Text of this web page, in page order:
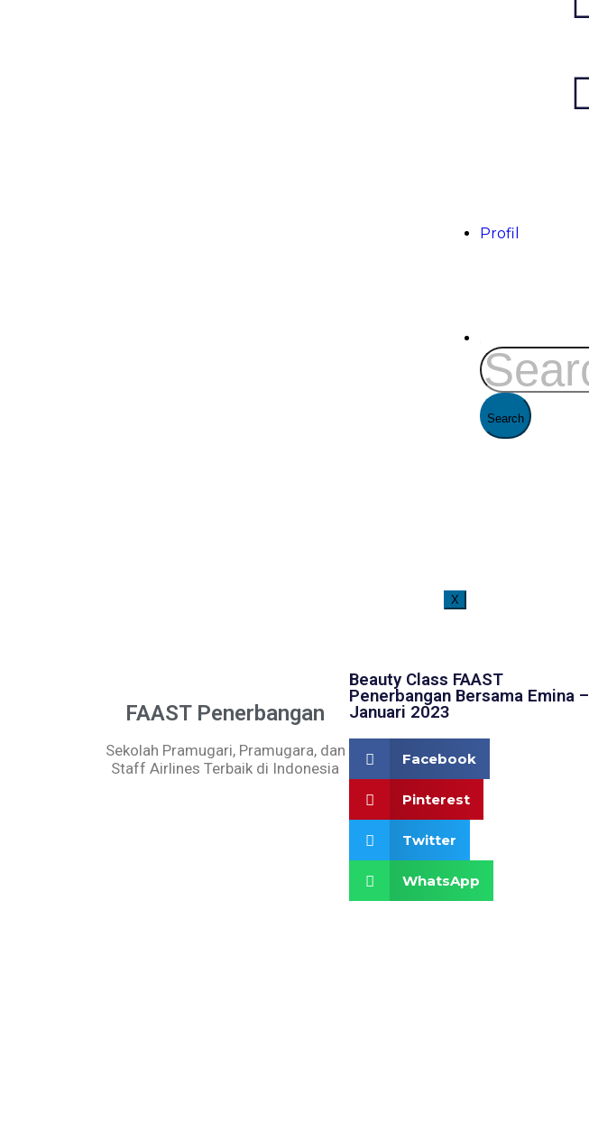
Profil
X
FAAST Penerbangan
Sekolah Pramugari, Pramugara, dan
Staff Airlines Terbaik di Indonesia
Beauty Class FAAST
Penerbangan Bersama Emina –
Januari 2023
Facebook
Pinterest
Twitter
WhatsApp